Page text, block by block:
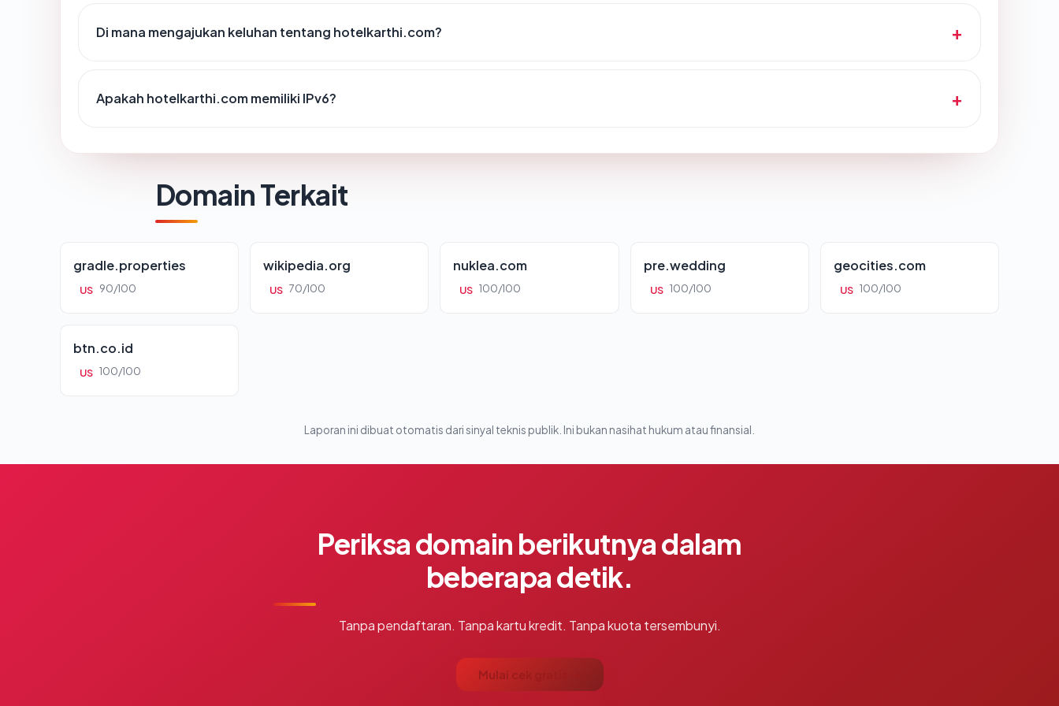
Di mana mengajukan keluhan tentang hotelkarthi.com?
Apakah hotelkarthi.com memiliki IPv6?
Domain Terkait
gradle.properties
US 90/100
wikipedia.org
US 70/100
nuklea.com
US 100/100
pre.wedding
US 100/100
geocities.com
US 100/100
btn.co.id
US 100/100
Laporan ini dibuat otomatis dari sinyal teknis publik. Ini bukan nasihat hukum atau finansial.
Periksa domain berikutnya dalam
beberapa detik.
Tanpa pendaftaran. Tanpa kartu kredit. Tanpa kuota tersembunyi.
Mulai cek gratis →